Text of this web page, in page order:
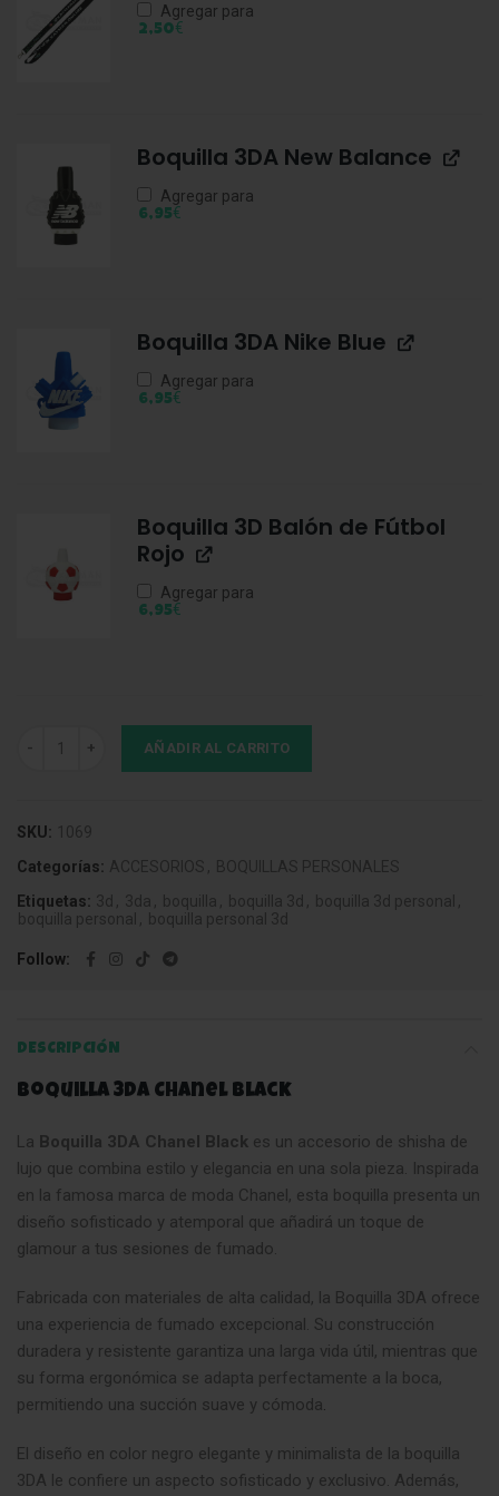
Agregar para
2,50€
Boquilla 3DA New Balance
Agregar para
6,95€
Boquilla 3DA Nike Blue
Agregar para
6,95€
Boquilla 3D Balón de Fútbol
Rojo
Agregar para
6,95€
Boquilla 3DA Chanel Black cantidad
AÑADIR AL CARRITO
SKU:
1069
Categorías: ACCESORIOS , BOQUILLAS PERSONALES
Etiquetas: 3d , 3da , boquilla , boquilla 3d , boquilla 3d personal ,
boquilla personal , boquilla personal 3d
Follow
DESCRIPCIÓN
Boquilla 3DA Chanel Black
La Boquilla 3DA Chanel Black es un accesorio de shisha de
lujo que combina estilo y elegancia en una sola pieza. Inspirada
en la famosa marca de moda Chanel, esta boquilla presenta un
diseño sofisticado y atemporal que añadirá un toque de
glamour a tus sesiones de fumado.
Fabricada con materiales de alta calidad, la Boquilla 3DA ofrece
una experiencia de fumado excepcional. Su construcción
duradera y resistente garantiza una larga vida útil, mientras que
su forma ergonómica se adapta perfectamente a la boca,
permitiendo una succión suave y cómoda.
El diseño en color negro elegante y minimalista de la boquilla
3DA le confiere un aspecto sofisticado y exclusivo. Además,